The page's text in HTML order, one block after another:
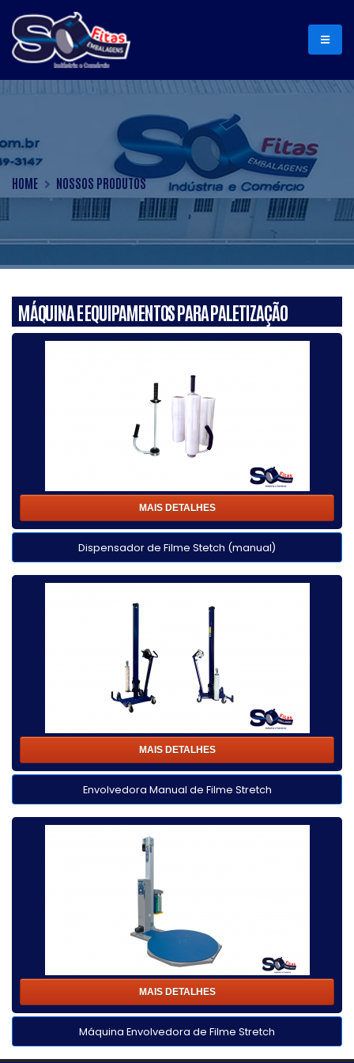
HOME NOSSOS PRODUTOS
MÁQUINA E EQUIPAMENTOS PARA PALETIZAÇÃO
MAIS DETALHES
Dispensador de Filme Stetch (manual)
MAIS DETALHES
Envolvedora Manual de Filme Stretch
MAIS DETALHES
Máquina Envolvedora de Filme Stretch